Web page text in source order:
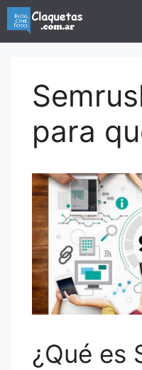
Saltar
contenido
para
¿Qué es